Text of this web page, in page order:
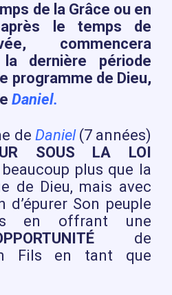
de la Grâce ou en
le temps de
commencera
la dernière période
programme de Dieu,
Daniel.
de Daniel(7 années)
SOUS LA LOI
plus que la
de Dieu, mais avec
d’épurer Son peuple
en offrant une
de
Fils en tant que